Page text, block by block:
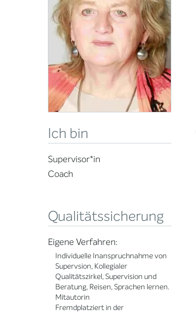
Ich bin
Supervisor*in
Coach
Qualitätssicherung
Eigene Verfahren:
Individuelle Inanspruchnahme von
Supervsion, Kollegialer
Qualitätszirkel, Supervision und
Beratung, Reisen, Sprachen lernen.
Mitautorin
Fremdplatziert in der